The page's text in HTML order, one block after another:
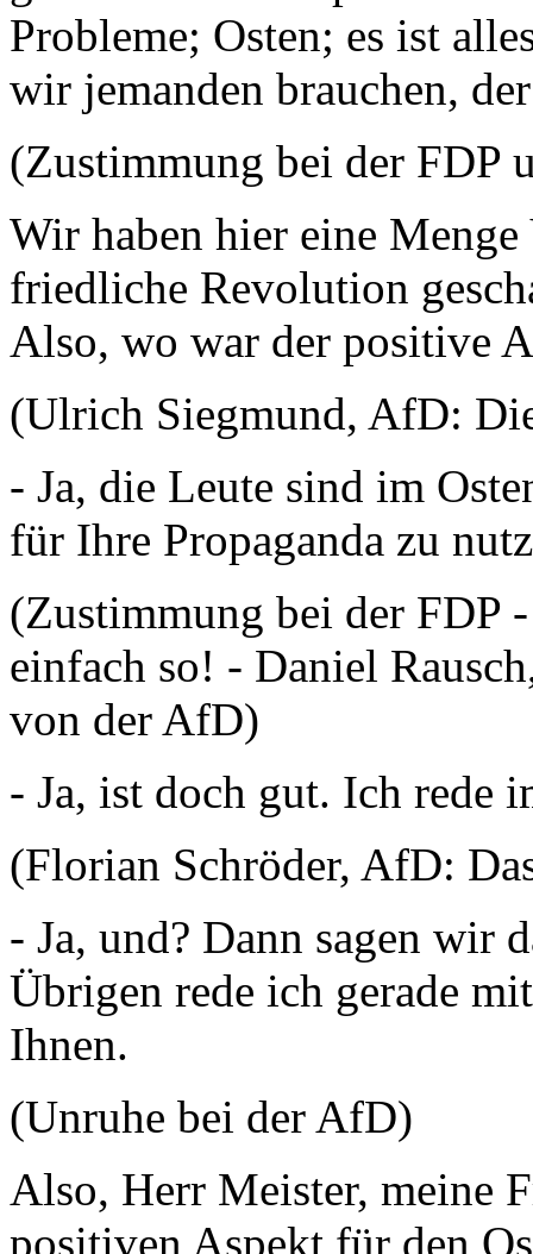
Probleme; Osten; es ist
wir jemanden brauchen,
(Zustimmung bei der FDP
Wir haben hier eine
friedliche Revolution
Also, wo war der positive
(Ulrich Siegmund, AfD:
- Ja, die Leute sind im
für Ihre Propaganda zu
(Zustimmung bei der FDP
einfach so! - Daniel
von der AfD)
- Ja, ist doch gut. Ich rede
(Florian Schröder, AfD:
- Ja, und? Dann sagen wir
Übrigen rede ich gerade
Ihnen.
(Unruhe bei der AfD)
Also, Herr Meister, meine
positiven Aspekt für den